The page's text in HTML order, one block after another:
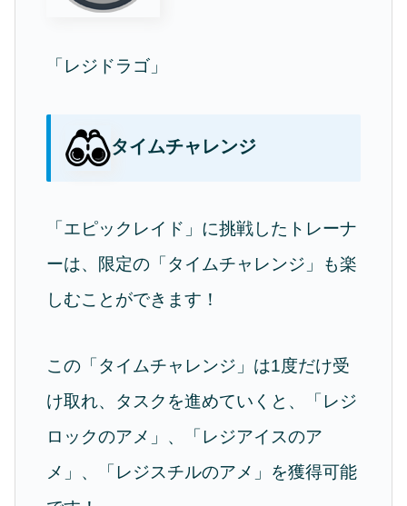
「レジドラゴ」
タイムチャレンジ
「エピックレイド」に挑戦したトレーナ
ーは、限定の「タイムチャレンジ」も楽
しむことができます！
この「タイムチャレンジ」は1度だけ受
け取れ、タスクを進めていくと、「レジ
ロックのアメ」、「レジアイスのア
メ」、「レジスチルのアメ」を獲得可能